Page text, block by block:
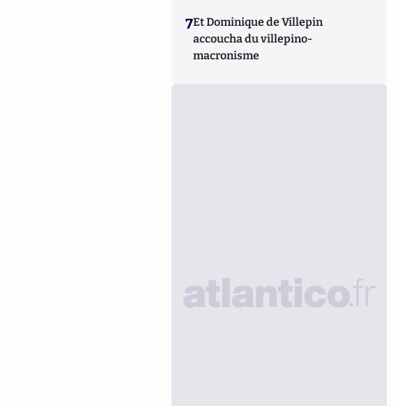
7Et Dominique de Villepin
accoucha du villepino-
macronisme